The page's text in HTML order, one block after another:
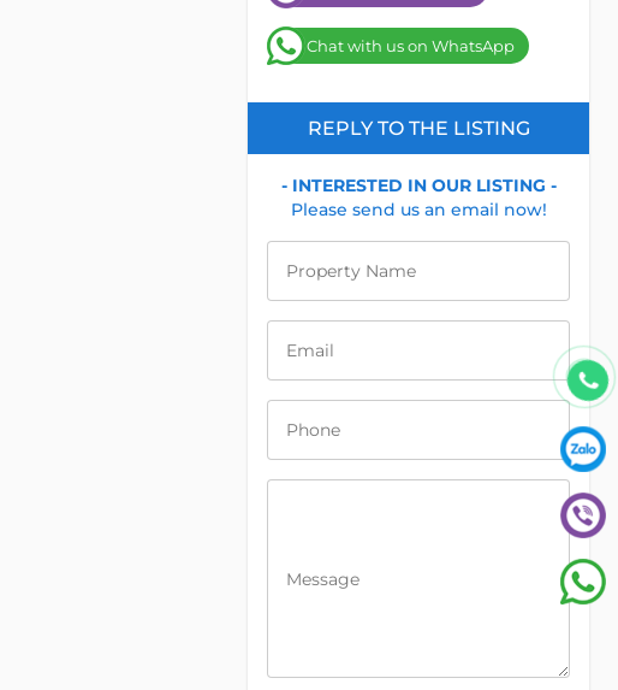
Chat with us on WhatsApp
REPLY TO THE LISTING
- INTERESTED IN OUR LISTING -
Please send us an email now!
Property Name
Email
Phone
Message